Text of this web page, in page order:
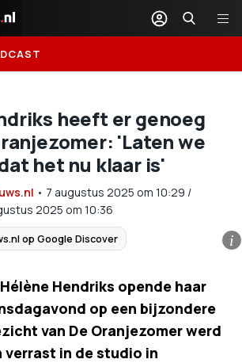
heeft er genoeg
'Laten we
het nu klaar is'
• 7 augustus 2025 om 10:29 /
2025 om 10:36
op Google Discover i
Hendriks opende haar
op een bijzondere
van De Oranjezomer werd
verrast in de studio in